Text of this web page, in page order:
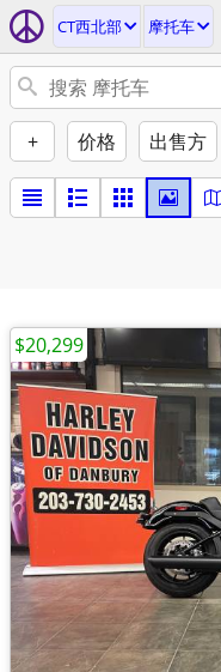
CT西北部 摩托车
+ 价格 出售方
$20,299